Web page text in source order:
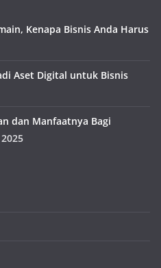
Kenapa Bisnis Anda Harus
Aset Digital untuk Bisnis
dan Manfaatnya Bagi